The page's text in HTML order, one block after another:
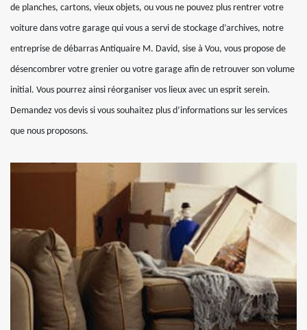
de planches, cartons, vieux objets, ou vous ne pouvez plus rentrer votre
voiture dans votre garage qui vous a servi de stockage d’archives, notre
entreprise de débarras Antiquaire M. David, sise à Vou, vous propose de
désencombrer votre grenier ou votre garage afin de retrouver son volume
initial. Vous pourrez ainsi réorganiser vos lieux avec un esprit serein.
Demandez vos devis si vous souhaitez plus d’informations sur les services
que nous proposons.